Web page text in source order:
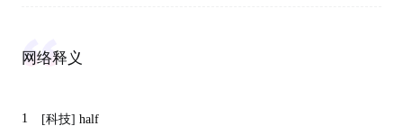
网络释义
1 [科技] half